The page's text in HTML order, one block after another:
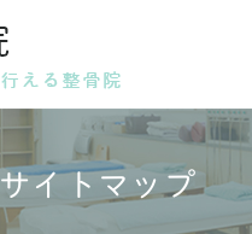
サイトマップ